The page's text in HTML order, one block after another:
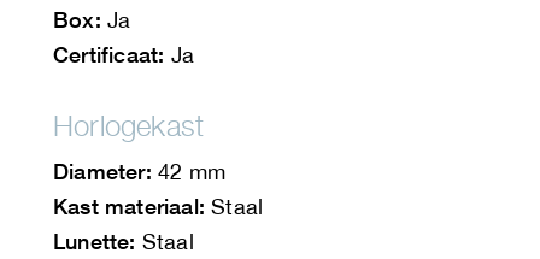
Box: Ja
Certificaat: Ja
Horlogekast
Diameter: 42 mm
Kast materiaal: Staal
Lunette: Staal